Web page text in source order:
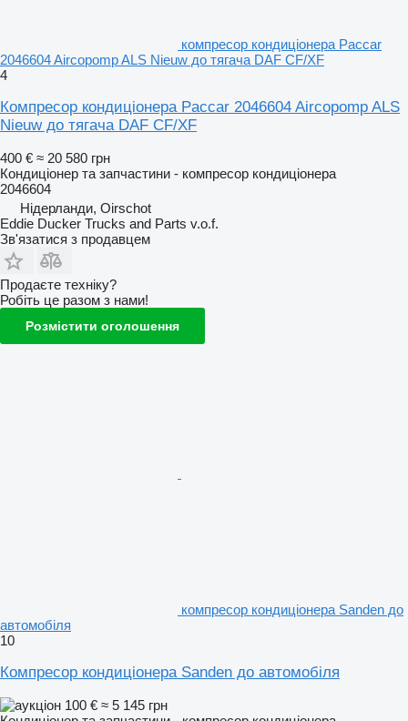
компресор кондиціонера Paccar
2046604 Aircopomp ALS Nieuw до тягача DAF CF/XF
4
Компресор кондиціонера Paccar 2046604 Aircopomp ALS
Nieuw до тягача DAF CF/XF
400 € ≈ 20 580 грн
Кондиціонер та запчастини - компресор кондиціонера
2046604
Нідерланди, Oirschot
Eddie Ducker Trucks and Parts v.o.f.
Зв'язатися з продавцем
Продаєте техніку?
Робіть це разом з нами!
Розмістити оголошення
компресор кондиціонера Sanden до
автомобіля
10
Компресор кондиціонера Sanden до автомобіля
100 € ≈ 5 145 грн